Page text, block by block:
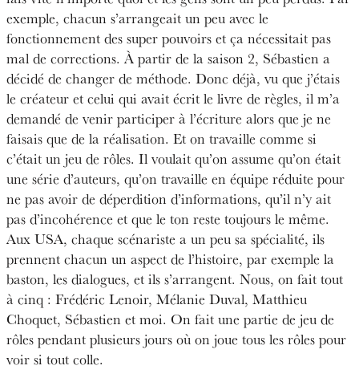
exemple, chacun s’arrangeait un peu avec le
fonctionnement des super pouvoirs et ça nécessitait pas
mal de corrections. À partir de la saison 2, Sébastien a
décidé de changer de méthode. Donc déjà, vu que j’étais
le créateur et celui qui avait écrit le livre de règles, il m’a
demandé de venir participer à l’écriture alors que je ne
faisais que de la réalisation. Et on travaille comme si
c’était un jeu de rôles. Il voulait qu’on assume qu’on était
une série d’auteurs, qu’on travaille en équipe réduite pour
ne pas avoir de déperdition d’informations, qu’il n’y ait
pas d’incohérence et que le ton reste toujours le même.
Aux USA, chaque scénariste a un peu sa spécialité, ils
prennent chacun un aspect de l’histoire, par exemple la
baston, les dialogues, et ils s’arrangent. Nous, on fait tout
à cinq : Frédéric Lenoir, Mélanie Duval, Matthieu
Choquet, Sébastien et moi. On fait une partie de jeu de
rôles pendant plusieurs jours où on joue tous les rôles pour
voir si tout colle.